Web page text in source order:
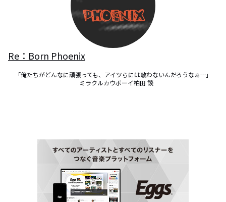
Re：Born Phoenix
「俺たちがどんなに頑張っても、アイツらには敵わないんだろうなぁ…」
ミラクルカウボーイ柏田 談